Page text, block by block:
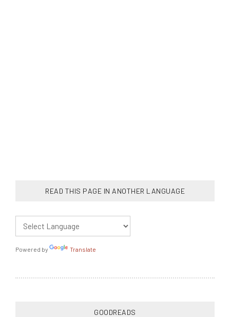
READ THIS PAGE IN ANOTHER LANGUAGE
Powered by Translate
GOODREADS